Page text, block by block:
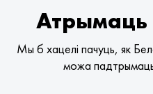
Мы б хацелі пачуць, як
можа